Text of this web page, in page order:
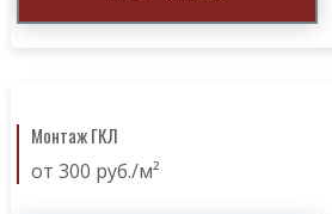
Монтаж ГКЛ
от 300 руб./м²